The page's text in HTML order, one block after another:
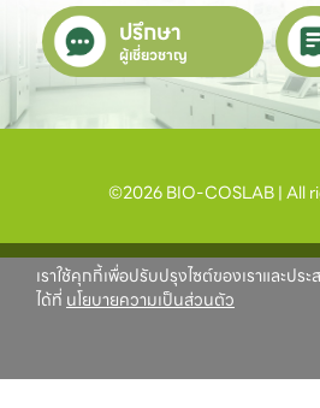
ปรึกษา
ผู้เชี่ยวชาญ
©2026 BIO-COSLAB | All
เราใช้คุกกี้เพื่อปรับปรุงไซต์ของเราและป
ได้ที่ นโยบายความเป็นส่วนตัว